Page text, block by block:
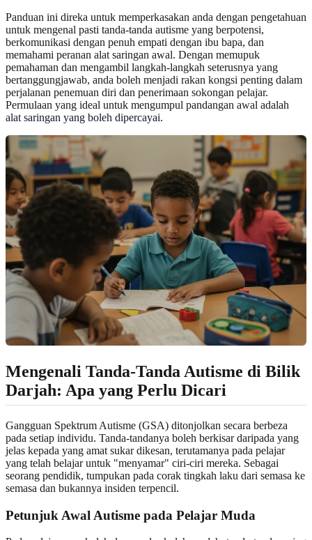
Panduan ini direka untuk memperkasakan anda dengan pengetahuan
untuk mengenal pasti tanda-tanda autisme yang berpotensi,
berkomunikasi dengan penuh empati dengan ibu bapa, dan
memahami peranan alat saringan awal. Dengan memupuk
pemahaman dan mengambil langkah-langkah seterusnya yang
bertanggungjawab, anda boleh menjadi rakan kongsi penting dalam
perjalanan penemuan diri dan penerimaan sokongan pelajar.
Permulaan yang ideal untuk mengumpul pandangan awal adalah
alat saringan yang boleh dipercayai.
Mengenali Tanda-Tanda Autisme di Bilik
Darjah: Apa yang Perlu Dicari
Gangguan Spektrum Autisme (GSA) ditonjolkan secara berbeza
pada setiap individu. Tanda-tandanya boleh berkisar daripada yang
jelas kepada yang amat sukar dikesan, terutamanya pada pelajar
yang telah belajar untuk "menyamar" ciri-ciri mereka. Sebagai
seorang pendidik, tumpukan pada corak tingkah laku dari semasa ke
semasa dan bukannya insiden terpencil.
Petunjuk Awal Autisme pada Pelajar Muda